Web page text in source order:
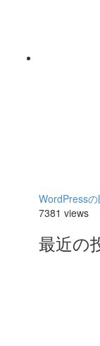
WordPress
7381 views
最近の